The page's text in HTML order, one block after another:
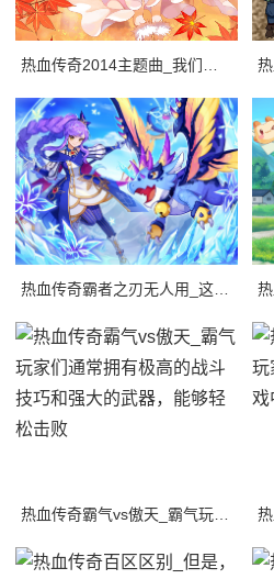
热血传奇霸者之刃无人用_这导致了一个问题：为什么霸者之刃无人用？